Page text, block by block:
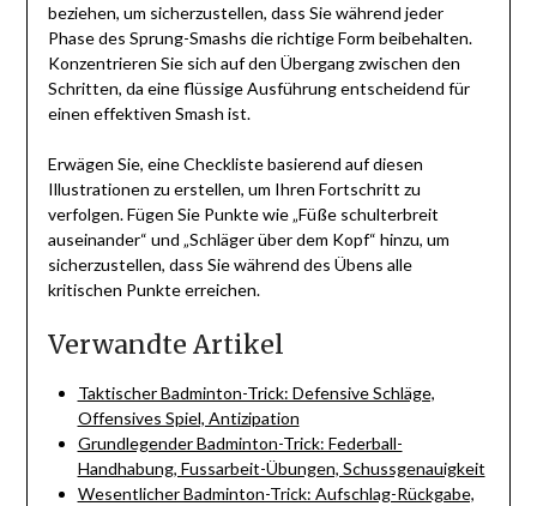
beziehen, um sicherzustellen, dass Sie während jeder
Phase des Sprung-Smashs die richtige Form beibehalten.
Konzentrieren Sie sich auf den Übergang zwischen den
Schritten, da eine flüssige Ausführung entscheidend für
einen effektiven Smash ist.
Erwägen Sie, eine Checkliste basierend auf diesen
Illustrationen zu erstellen, um Ihren Fortschritt zu
verfolgen. Fügen Sie Punkte wie „Füße schulterbreit
auseinander“ und „Schläger über dem Kopf“ hinzu, um
sicherzustellen, dass Sie während des Übens alle
kritischen Punkte erreichen.
Verwandte Artikel
Taktischer Badminton-Trick: Defensive Schläge,
Offensives Spiel, Antizipation
Grundlegender Badminton-Trick: Federball-
Handhabung, Fussarbeit-Übungen, Schussgenauigkeit
Wesentlicher Badminton-Trick: Aufschlag-Rückgabe,